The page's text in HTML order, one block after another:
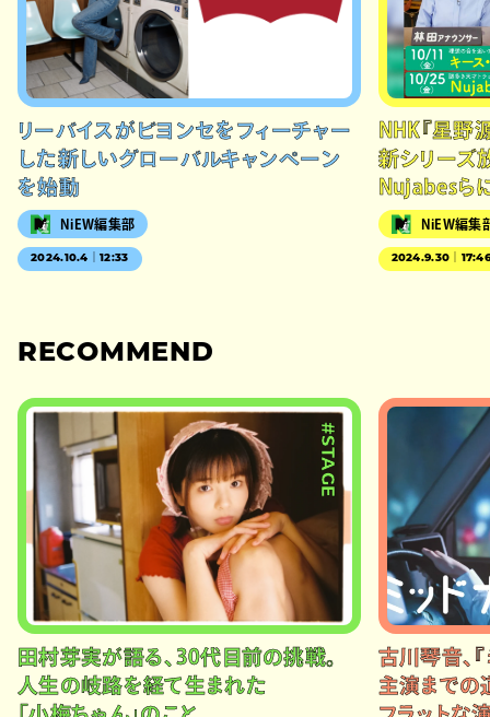
リーバイスがビヨンセをフィーチャー
した新しいグローバルキャンペーン
を始動
NiEW編集部
2024.10.4｜12:33
NHK『星野
新シリーズ
Nujabesら
NiEW編集
2024.9.30｜
RECOMMEND
#STAGE
田村芽実が語る、30代目前の挑戦。
人生の岐路を経て生まれた
古川琴音、
主演までの